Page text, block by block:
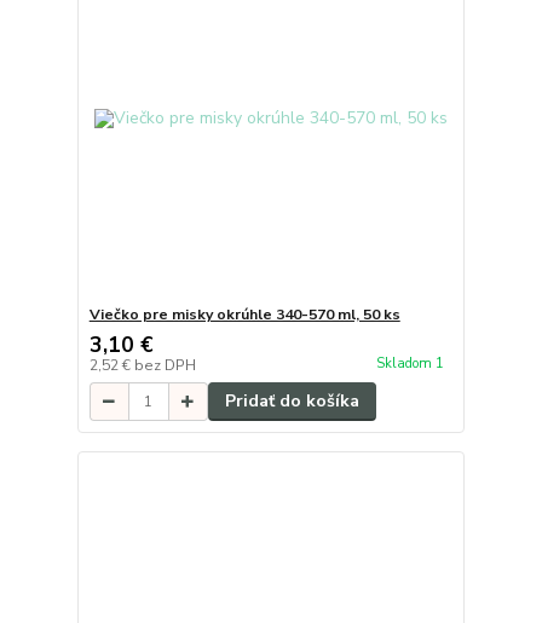
Viečko pre misky okrúhle 340-570 ml, 50 ks
3,10 €
2,52 € bez DPH Skladom 1
Pridať do košíka